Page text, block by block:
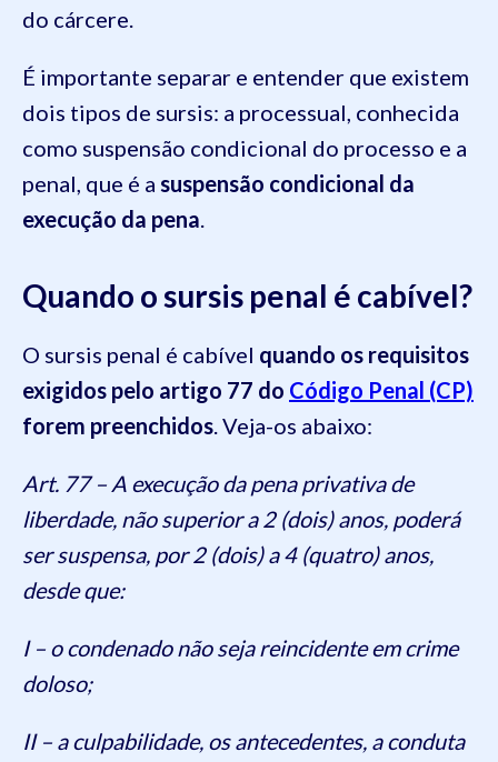
do cárcere.
É importante separar e entender que existem
dois tipos de sursis: a processual, conhecida
como suspensão condicional do processo e a
penal, que é a suspensão condicional da
execução da pena.
Quando o sursis penal é cabível?
O sursis penal é cabível quando os requisitos
exigidos pelo artigo 77 do Código Penal (CP)
forem preenchidos. Veja-os abaixo:
Art. 77 – A execução da pena privativa de
liberdade, não superior a 2 (dois) anos, poderá
ser suspensa, por 2 (dois) a 4 (quatro) anos,
desde que:
I – o condenado não seja reincidente em crime
doloso;
II – a culpabilidade, os antecedentes, a conduta